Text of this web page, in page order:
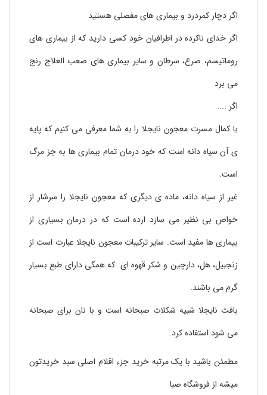
اگر دچار کمردرد و بیماری های مفصلی هستید
اگر خدای ناکرده در اطرافیان خود کسی دارید که از بیماری های
روماتیسم، صرع، سرطان و سایر بیماری های صعب العلاج رنج
می برد
اگر ....
با کمال مسرت معجون نایجلا را به شما معرفی می کنیم که پایه
ی آن سیاه دانه است که خود درمان تمام بیماری ها به جز مرگ
است.
غیر از سیاه دانه، ماده ی دیگری که معجون نایجلا را سرشار از
خواص بی نظیر می سازد ارده است که در درمان بسیاری از
بیماری ها مفید است. سایر ترکیبات معجون نایجلا عبارت است از
زنجبیل، هل، دارچین و شکر قهوه ای که همگی دارای طبع بسیار
گرم می باشند.
بافت نایجلا شبیه شکلات صبحانه است و با نان برای صبحانه
می شود استفاده کرد.
مطمئن باشید با یک مرتبه خرید جزء اقلام اصلی سبد خریدتون
میشه از فروشگاه صبا